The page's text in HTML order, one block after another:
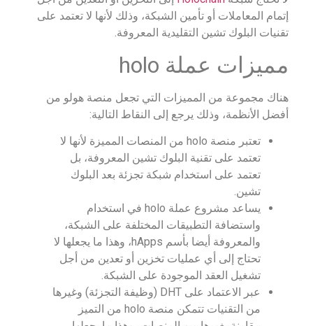
إتمام المعاملات أو تأمين الشبكة، وذلك لأنها لا تعتمد على
تقنيات البلوك تشين التقليدية المعروفة.
مميزات عملة holo
هناك مجموعة من المميزات التي تجعل منصة هولو من
أفضل الأنظمة، وذلك يرجع إلى النقاط التالية:
تعتبر منصة holo من المنصات المميزة لأنها لا
تعتمد على تقنية البلوك تشين المعروفة، بل
تعتمد على استخدام شبكة تجزئة بعد البلوك
تشين.
يساعد مشروع عملة holo في استخدام
واستضافة التطبيقات المختلفة على الشبكة،
والمعروفة أيضا بأسم hApps، وهذا ما يجعلها لا
تحتاج إلى أي عمليات تخزين أو تعدين من أجل
تشغيل العقد الموجودة على الشبكة.
عبر الاعتماد على DHT (وظيفة التجزئة) وغيرها
من التقنيات تتمكن منصة holo من التميز